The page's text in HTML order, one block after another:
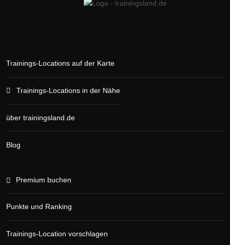
Trainings-Locations auf der Karte
Trainings-Locations in der Nähe
über trainingsland.de
Blog
Premium buchen
Punkte und Ranking
Trainings-Location vorschlagen